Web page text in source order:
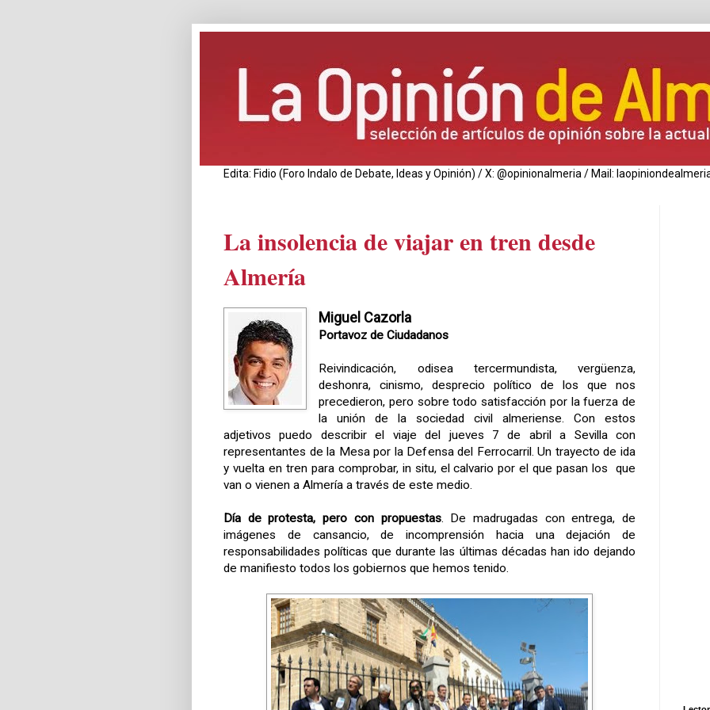
Edita: Fidio (Foro Indalo de Debate, Ideas y Opinión) / X: @opinionalmeria / Mail:
La insolencia de viajar en tren desde
Almería
Miguel Cazorla
Portavoz de Ciudadanos
Reivindicación, odisea tercermundista, vergüenza,
deshonra, cinismo, desprecio político de los que nos
precedieron, pero sobre todo satisfacción por la fuerza de
la unión de la sociedad civil almeriense. Con estos
adjetivos puedo describir el viaje del jueves 7 de abril a Sevilla con
representantes de la Mesa por la Defensa del Ferrocarril. Un trayecto de ida
y vuelta en tren para comprobar, in situ, el calvario por el que pasan los que
van o vienen a Almería a través de este medio.
Día de protesta, pero con propuestas. De madrugadas con entrega, de
imágenes de cansancio, de incomprensión hacia una dejación de
responsabilidades políticas que durante las últimas décadas han ido dejando
de manifiesto todos los gobiernos que hemos tenido.